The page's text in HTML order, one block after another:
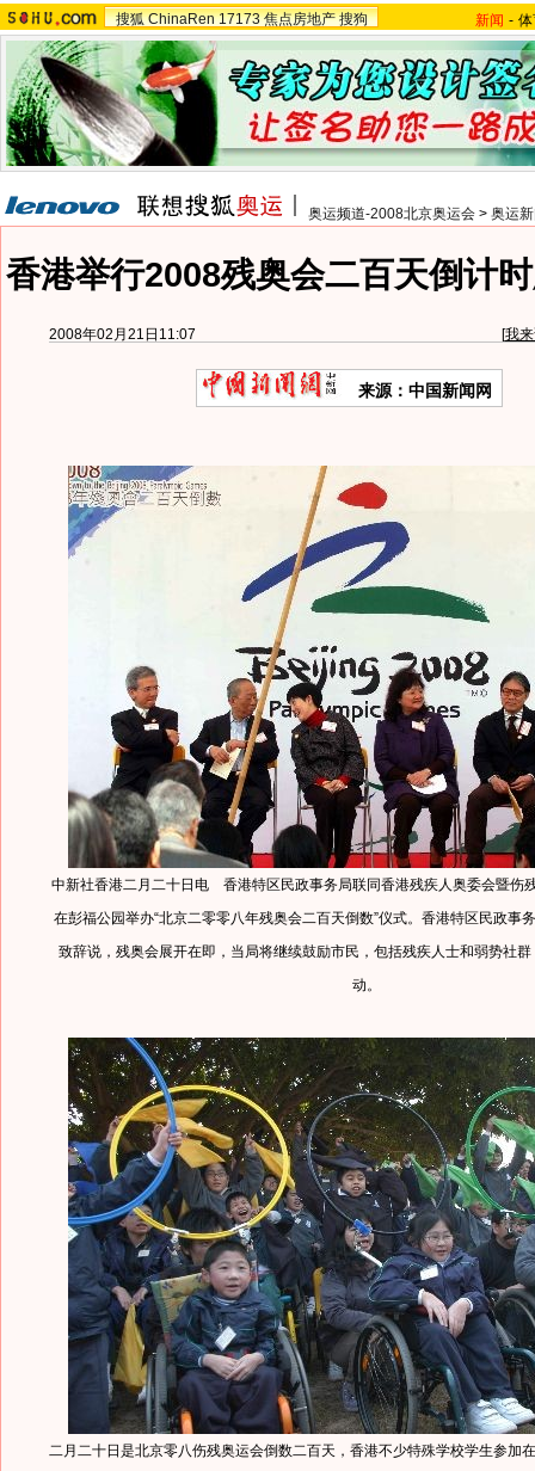
搜狐 ChinaRen 17173 焦点房地产 搜狗 新闻 -
奥运频道-2008北京奥运会 > 奥运
香港举行2008残奥会二百天倒计
2008年02月21日11:07 [我
来源：中国新闻网
中新社香港二月二十日电 香港特区民政事务局联同香港残疾人奥委会暨伤
在彭福公园举办“北京二零零八年残奥会二百天倒数”仪式。香港特区民政事
致辞说，残奥会展开在即，当局将继续鼓励市民，包括残疾人士和弱势社
动。
二月二十日是北京零八伤残奥运会倒数二百天，香港不少特殊学校学生参加